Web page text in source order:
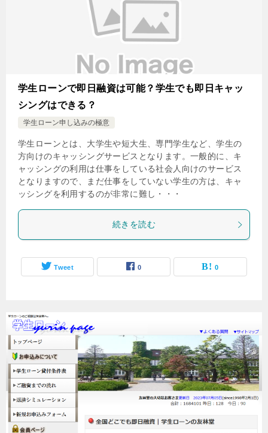
学生ローンで即日融資は可能？学生でも即日キャッ
シングはできる？
学生ローン申し込みの極意
学生ローンとは、大学生や短大生、専門学生など、学生の
方向けのキャッシングサービスとなります。一般的に、キ
ャッシングの利用は仕事をしている社会人向けのサービス
となりますので、まだ仕事をしていない学生の方は、キャ
ッシングを利用するのが非常に難し・・・
続きを読む
Tweet 0 0